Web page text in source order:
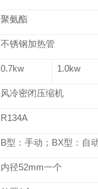
聚氨酯
不锈钢加热管
0.7kw 1.0kw
风冷密闭压缩机
R134A
B型：手动；BX型：自
内径52mm一个